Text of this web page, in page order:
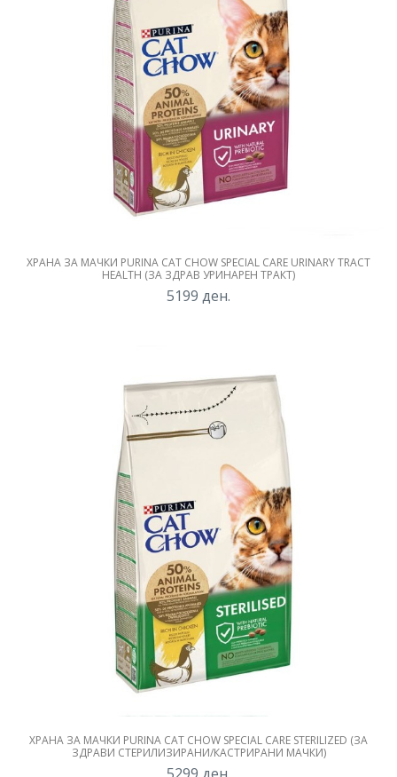
ХРАНА ЗА МАЧКИ PURINA CAT CHOW SPECIAL CARE URINARY TRACT
HEALTH (ЗА ЗДРАВ УРИНАРЕН ТРАКТ)
5199 ден.
ХРАНА ЗА МАЧКИ PURINA CAT CHOW SPECIAL CARE STERILIZED (ЗА
ЗДРАВИ СТЕРИЛИЗИРАНИ/КАСТРИРАНИ МАЧКИ)
5299 ден.